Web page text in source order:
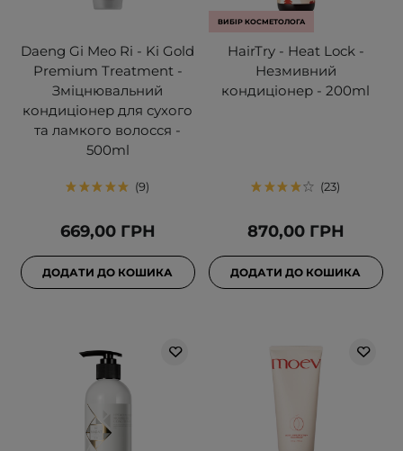
Daeng Gi Meo Ri - Ki Gold
Premium Treatment -
Зміцнювальний
кондиціонер для сухого
та ламкого волосся -
500ml
9
669,00 ГРН
ДОДАТИ ДО КОШИКА
ВИБІР КОСМЕТОЛОГА
HairTry - Heat Lock -
Незмивний
кондиціонер - 200ml
23
870,00 ГРН
ДОДАТИ ДО КОШИКА